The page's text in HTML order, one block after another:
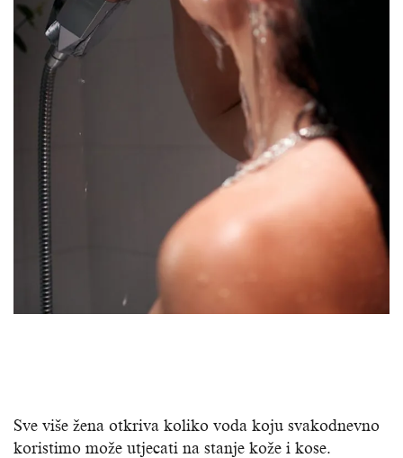
Sve više žena otkriva koliko voda koju svakodnevno
koristimo može utjecati na stanje kože i kose.